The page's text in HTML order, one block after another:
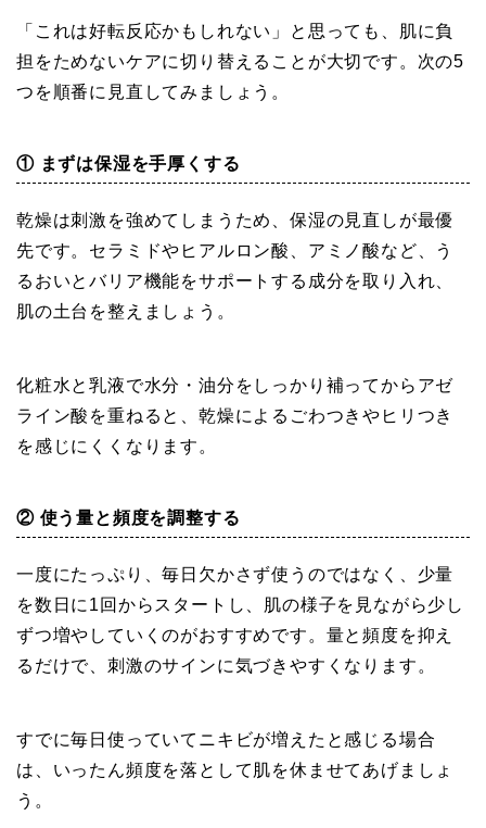
「これは好転反応かもしれない」と思っても、肌に負
担をためないケアに切り替えることが大切です。次の5
つを順番に見直してみましょう。
① まずは保湿を手厚くする
乾燥は刺激を強めてしまうため、保湿の見直しが最優
先です。セラミドやヒアルロン酸、アミノ酸など、う
るおいとバリア機能をサポートする成分を取り入れ、
肌の土台を整えましょう。
化粧水と乳液で水分・油分をしっかり補ってからアゼ
ライン酸を重ねると、乾燥によるごわつきやヒリつき
を感じにくくなります。
② 使う量と頻度を調整する
一度にたっぷり、毎日欠かさず使うのではなく、少量
を数日に1回からスタートし、肌の様子を見ながら少し
ずつ増やしていくのがおすすめです。量と頻度を抑え
るだけで、刺激のサインに気づきやすくなります。
すでに毎日使っていてニキビが増えたと感じる場合
は、いったん頻度を落として肌を休ませてあげましょ
う。